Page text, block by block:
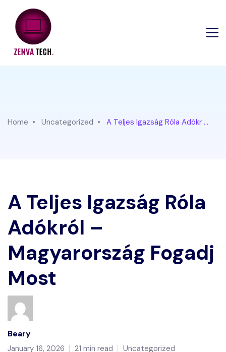
Home Uncategorized A Teljes Igazság Róla Adókr ...
A Teljes Igazság Róla
Adókról –
Magyarország Fogadj
Most
Beary
January 16, 2026 21 min read Uncategorized